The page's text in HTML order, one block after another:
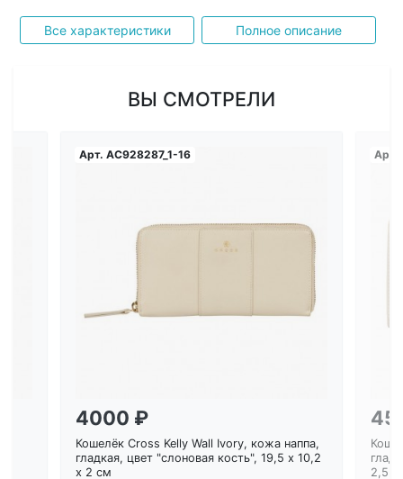
Все характеристики Полное описание
ВЫ СМОТРЕЛИ
Арт. AC928287_1-16
4000 ₽
Кошелёк Cross Kelly Wall Ivory, кожа наппа,
гладкая, цвет "слоновая кость", 19,5 x 10,2
x 2 см
Арт.
2,5